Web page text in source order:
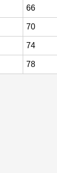
66
70
74
78